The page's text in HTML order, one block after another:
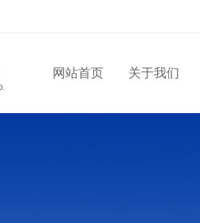
网站首页 关于我们